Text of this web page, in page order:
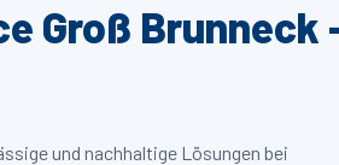
Groß
und nachhaltige Lösungen bei